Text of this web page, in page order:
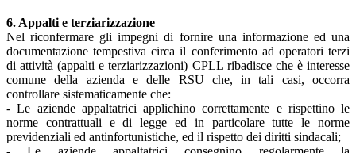
6. Appalti e terziarizzazione
Nel riconfermare gli impegni di fornire una informazione ed una
documentazione tempestiva circa il conferimento ad operatori terzi
di attività (appalti e terziarizzazioni) CPLL ribadisce che è interesse
comune della azienda e delle RSU che, in tali casi, occorra
controllare sistematicamente che:
- Le aziende appaltatrici applichino correttamente e rispettino le
norme contrattuali e di legge ed in particolare tutte le norme
previdenziali ed antinfortunistiche, ed il rispetto dei diritti sindacali;